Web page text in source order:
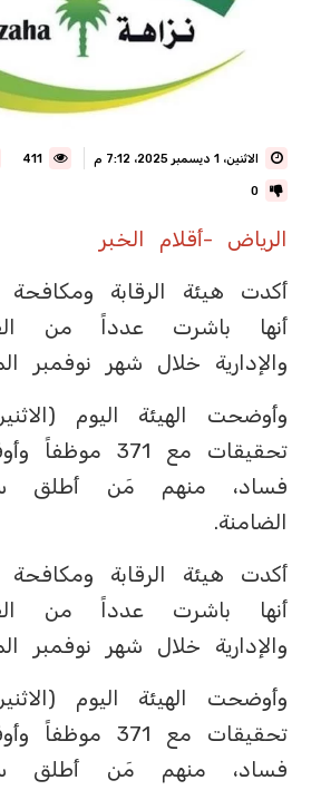
الاثنين، 1 ديسمبر 2025، 7:12 م
0
الرياض -أقلام الخبر
أكدت هيئة الرقابة ومكافحة
أنها باشرت عدداً من
والإدارية خلال شهر نوفمبر
وأوضحت الهيئة اليوم
فساد، منهم مَن أطلق
الضامنة.
أكدت هيئة الرقابة ومكافحة
أنها باشرت عدداً من
والإدارية خلال شهر نوفمبر
وأوضحت الهيئة اليوم
فساد، منهم مَن أطلق